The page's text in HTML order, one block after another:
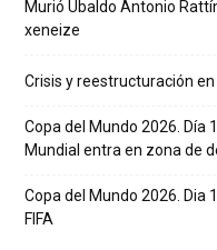
Murió Ubaldo Antonio
xeneize
Crisis y reestructuración
Copa del Mundo 2026. Día
Mundial entra en zona de
Copa del Mundo 2026. Dia
FIFA